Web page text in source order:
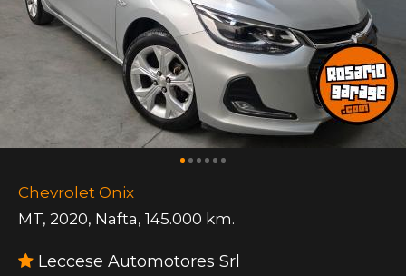
Chevrolet Onix
MT, 2020, Nafta, 145.000 km.
Leccese Automotores Srl